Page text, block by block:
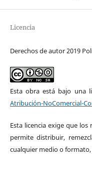
Licencia
Derechos de autor 2019
Esta obra está bajo una
Atribución-NoComercial-
Esta licencia exige que
permite distribuir,
cualquier medio o